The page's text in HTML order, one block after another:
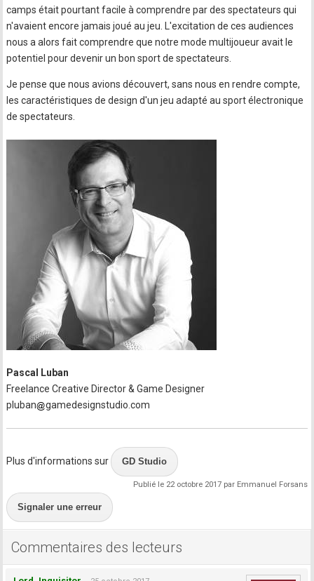
camps était pourtant facile à comprendre par des spectateurs qui
n'avaient encore jamais joué au jeu. L'excitation de ces audiences
nous a alors fait comprendre que notre mode multijoueur avait le
potentiel pour devenir un bon sport de spectateurs.
Je pense que nous avions découvert, sans nous en rendre compte,
les caractéristiques de design d'un jeu adapté au sport électronique
de spectateurs.
Pascal Luban
Freelance Creative Director & Game Designer
pluban
gamedesignstudio.com
Plus d'informations sur GD Studio
Publié le 22 octobre 2017 par Emmanuel Forsans
Signaler une erreur
Commentaires des lecteurs